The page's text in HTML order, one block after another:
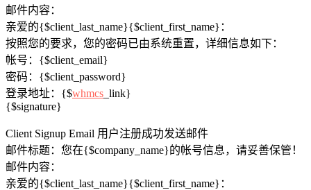
邮件内容：
亲爱的{$client_last_name}{$client_first_name}：
按照您的要求，您的密码已由系统重置，详细信息如下：
帐号：{$client_email}
密码：{$client_password}
登录地址：{$whmcs _link}
{$signature}
Client Signup Email 用户注册成功发送邮件
邮件标题：您在{$company_name}的帐号信息，请妥善保管！
邮件内容：
亲爱的{$client_last_name}{$client_first_name}：